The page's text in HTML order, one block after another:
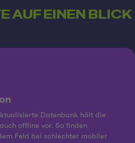
AUF EINEN BLICK
Datenbank hält die
offline vor. So finden
Feld bei schlechter mobiler